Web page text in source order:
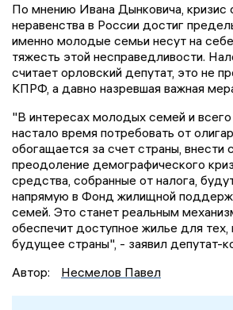
По мнению Ивана Дынковича, кризис
неравенства в России достиг
именно молодые семьи несут на
тяжесть этой несправедливости.
считает орловский депутат, это не
КПРФ, а давно назревшая важная
"В интересах молодых семей и
настало время потребовать от
обогащается за счет страны, внести
преодоление демографического
средства, собранные от налога,
напрямую в Фонд жилищной
семей. Это станет реальным
обеспечит доступное жилье для тех,
будущее страны", - заявил депутат-
Автор:
Несмелов Павел